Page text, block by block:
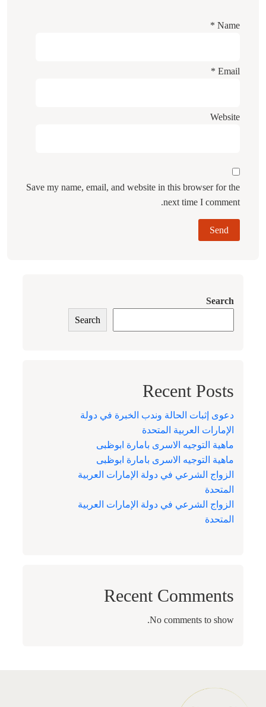
Name
*
Email
*
Website
Save my name, email, and website in this browser for the
next time I comment.
Search
Search
Recent Posts
دعوى إثبات الحالة وندب الخبرة في دولة
الإمارات العربية المتحدة
ماهية التوجيه الاسرى بامارة ابوظبى
ماهية التوجيه الاسرى بامارة ابوظبى
الزواج الشرعي في دولة الإمارات العربية
المتحدة
الزواج الشرعي في دولة الإمارات العربية
المتحدة
Recent Comments
No comments to show.